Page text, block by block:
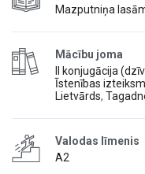
Mazputniņa
Mācību joma
II konjugācija
Īstenības
Lietvārds,
Valodas līmenis
A2